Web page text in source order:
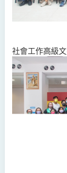
社會工作高級